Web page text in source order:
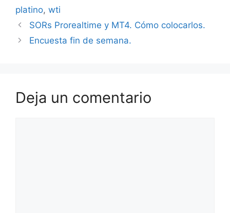
platino, wti
SORs Prorealtime y MT4. Cómo colocarlos.
Encuesta fin de semana.
Deja un comentario